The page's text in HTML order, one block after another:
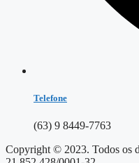
Telefone
(63) 9 8449-7763
Copyright © 2023. Todos os